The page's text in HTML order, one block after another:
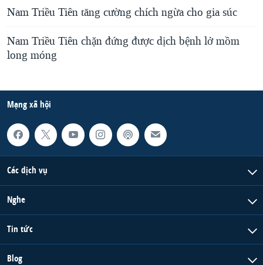
Nam Triều Tiên tăng cường chích ngừa cho gia súc
Nam Triều Tiên chặn đứng được dịch bệnh lở mồm
long móng
Mạng xã hội
Các dịch vụ
Nghe
Tin tức
Blog